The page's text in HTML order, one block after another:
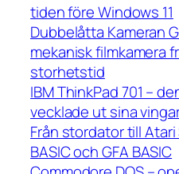
tiden före Windows 11
Dubbelåtta Kameran
mekanisk filmkamera
storhetstid
IBM ThinkPad 701 –
vecklade ut sina
Från stordator till
BASIC och GFA BASIC